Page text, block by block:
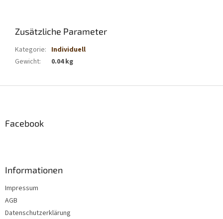
Zusätzliche Parameter
Kategorie: Individuell
Gewicht: 0.04 kg
Facebook
Informationen
Impressum
AGB
Datenschutzerklärung